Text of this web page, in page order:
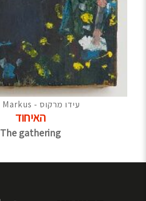
עידו מרקוס - Iddo Markus
האיחוד
The gathering